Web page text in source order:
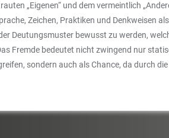
„Eigenen“ und dem vermeintlich
Zeichen, Praktiken und
Deutungsmuster bewusst zu werden,
Fremde bedeutet nicht zwingend nur
sondern auch als Chance, da durch